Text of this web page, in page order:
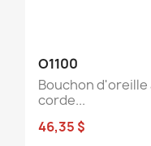
O1100
Bouchon
corde...
46,35 $